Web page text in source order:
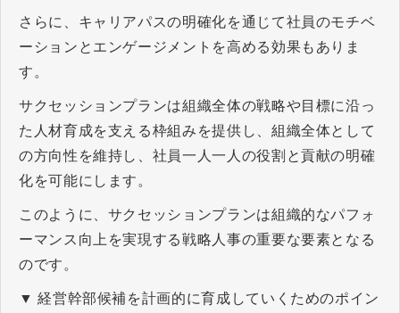
さらに、キャリアパスの明確化を通じて社員のモチベ
ーションとエンゲージメントを高める効果もありま
す。
サクセッションプランは組織全体の戦略や目標に沿っ
た人材育成を支える枠組みを提供し、組織全体として
の方向性を維持し、社員一人一人の役割と貢献の明確
化を可能にします。
このように、サクセッションプランは組織的なパフォ
ーマンス向上を実現する戦略人事の重要な要素となる
のです。
▼ 経営幹部候補を計画的に育成していくためのポイン